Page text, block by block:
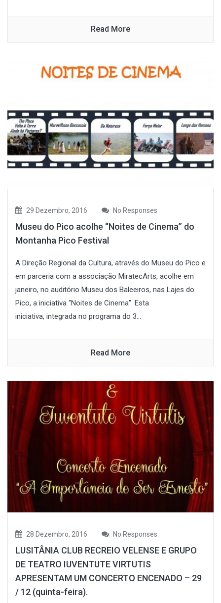
Read More
29 Dezembro, 2016 No Responses
Museu do Pico acolhe “Noites de Cinema” do
Montanha Pico Festival
A Direção Regional da Cultura, através do Museu do Pico e
em parceria com a associação MiratecArts, acolhe em
janeiro, no auditório Museu dos Baleeiros, nas Lajes do
Pico, a iniciativa “Noites de Cinema”. Esta
iniciativa, integrada no programa do 3...
Read More
28 Dezembro, 2016 No Responses
LUSITÂNIA CLUB RECREIO VELENSE E GRUPO
DE TEATRO IUVENTUTE VIRTUTIS
APRESENTAM UM CONCERTO ENCENADO – 29
/ 12 (quinta-feira).